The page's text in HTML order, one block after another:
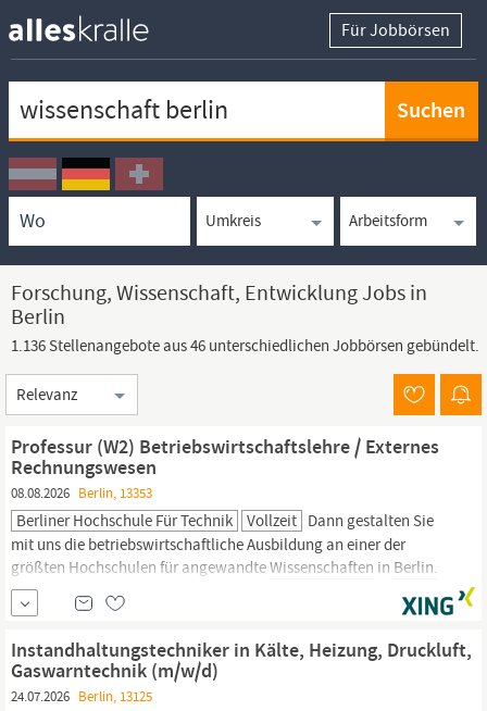
Für Jobbörsen
Ortssuche
Umkreissuche
Arbeitsform
Forschung, Wissenschaft, Entwicklung Jobs in
Berlin
1.136 Stellenangebote aus 46 unterschiedlichen Jobbörsen gebündelt.
Sortierung
Professur (W2) Betriebswirtschaftslehre / Externes
Rechnungswesen
08.08.2026 Berlin, 13353
Berliner Hochschule Für Technik Vollzeit Dann gestalten Sie
mit uns die betriebswirtschaftliche Ausbildung an einer der
größten Hochschulen für angewandteWissenschaften in Berlin.
Gesucht wird eine engagierte Persönlichkeit, die das Fachgebiet
in Lehre, Forschung und Transfer praxisnah, digital und
Instandhaltungstechniker in Kälte, Heizung, Druckluft,
Gaswarntechnik (m/w/d)
24.07.2026 Berlin, 13125